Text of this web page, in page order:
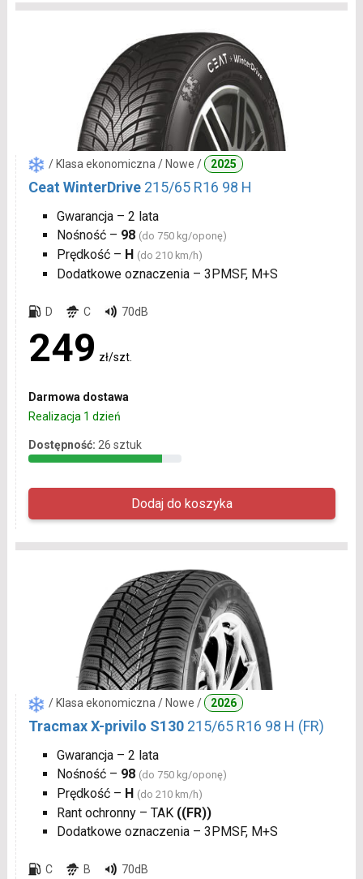
/ Klasa ekonomiczna / Nowe / 2025
Ceat WinterDrive 215/65 R16 98 H
Gwarancja – 2 lata
Nośność – 98 (do 750 kg/oponę)
Prędkość – H (do 210 km/h)
Dodatkowe oznaczenia – 3PMSF, M+S
D C 70dB
249 zł/szt.
Darmowa dostawa
Realizacja 1 dzień
Dostępność: 26 sztuk
/ Klasa ekonomiczna / Nowe / 2026
Tracmax X-privilo S130 215/65 R16 98 H (FR)
Gwarancja – 2 lata
Nośność – 98 (do 750 kg/oponę)
Prędkość – H (do 210 km/h)
Rant ochronny – TAK ((FR))
Dodatkowe oznaczenia – 3PMSF, M+S
C B 70dB